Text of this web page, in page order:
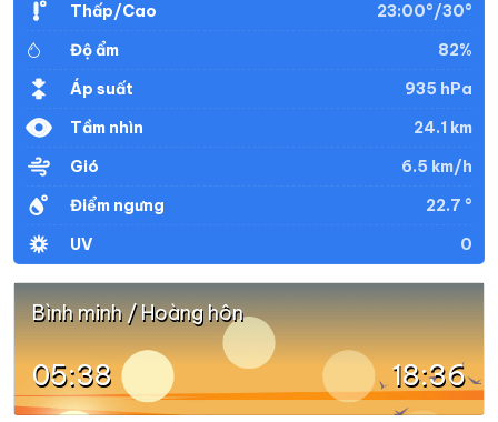
20:00
21:00 26°
22:00 25°/
30°
Thấp/Cao
23:00°/30°
Độ ẩm
82%
Áp suất
935 hPa
Tầm nhìn
24.1 km
Gió
6.5 km/h
Điểm ngưng
22.7 °
UV
0
Bình minh / Hoàng hôn
05:38 18:36